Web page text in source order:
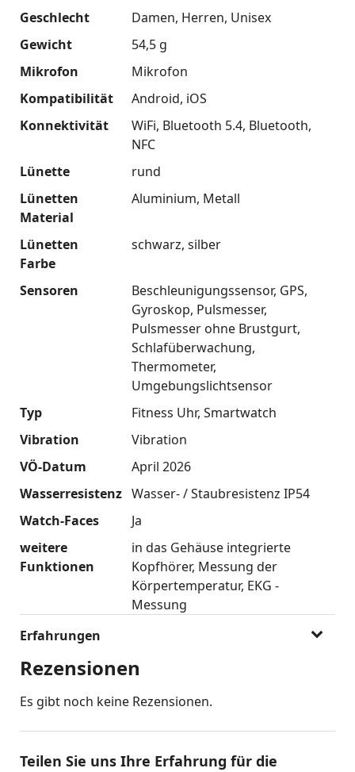
Geschlecht
Damen Herren Unisex
Gewicht
54,5 g
Mikrofon
Mikrofon
Kompatibilität
Android iOS
Konnektivität
WiFi Bluetooth 5.4 Bluetooth
NFC
Lünette
rund
Lünetten
Material
Aluminium Metall
Lünetten
Farbe
schwarz silber
Sensoren Beschleunigungssensor GPS
Gyroskop Pulsmesser
Pulsmesser ohne Brustgurt
Schlafüberwachung
Thermometer
Umgebungslichtsensor
Typ
Fitness Uhr Smartwatch
Vibration
Vibration
VÖ-Datum
April 2026
Wasserresistenz Wasser- / Staubresistenz IP54
Watch-Faces
Ja
weitere
Funktionen
in das Gehäuse integrierte
Kopfhörer Messung der
Körpertemperatur EKG -
Messung
Erfahrungen
Rezensionen
Es gibt noch keine Rezensionen.
Teilen Sie uns Ihre Erfahrung für die